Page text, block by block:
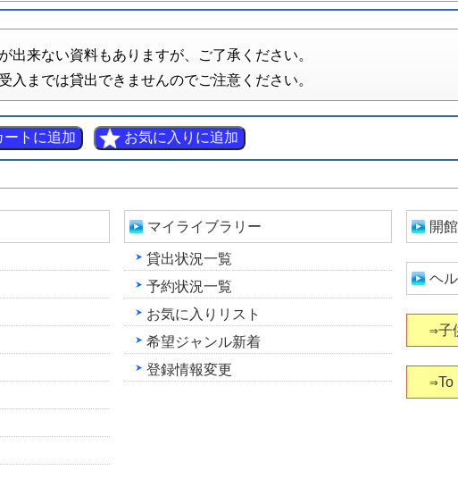
出来ない資料もありますが、ご了承ください。
入までは貸出できませんのでご注意ください。
マイライブラリー
貸出状況一覧
予約状況一覧
お気に入りリスト
希望ジャンル新着
登録情報変更
開
ヘ
⇒子
⇒To